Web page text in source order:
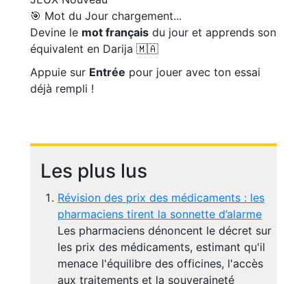
🎯 Mot du Jour chargement...
Devine le mot français du jour et apprends son
équivalent en Darija 🇲🇦
Appuie sur Entrée pour jouer avec ton essai
déjà rempli !
Les plus lus
Révision des prix des médicaments : les
pharmaciens tirent la sonnette d’alarme
Les pharmaciens dénoncent le décret sur
les prix des médicaments, estimant qu'il
menace l'équilibre des officines, l'accès
aux traitements et la souveraineté